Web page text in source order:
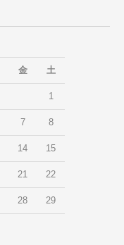
金 土
1
7 8
14 15
21 22
28 29